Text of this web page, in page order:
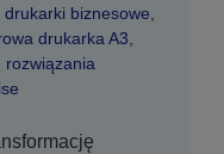
drukarki biznesowe,
drukarka A3,
rozwiązania